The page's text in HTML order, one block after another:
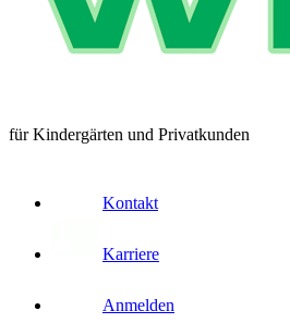
für Kindergärten und Privatkunden
Kontakt
Karriere
Anmelden